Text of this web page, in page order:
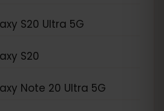
S20 Ultra 5G
S20
Note 20 Ultra 5G